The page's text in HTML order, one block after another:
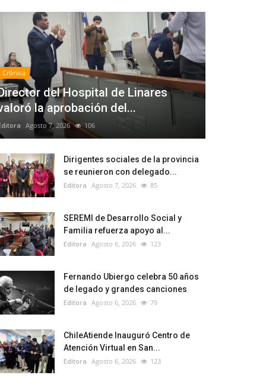
Crónica
del Hospital de Linares
la aprobación del...
Agosto 7, 2026 106
Dirigentes sociales de la provincia
se reunieron con delegado...
Editora Agosto 7, 2026 85
SEREMI de Desarrollo Social y
Familia refuerza apoyo al...
Editora Agosto 6, 2026 123
Fernando Ubiergo celebra 50 años
de legado y grandes canciones
Editora Agosto 6, 2026 79
ChileAtiende Inauguró Centro de
Atención Virtual en San...
Editora Agosto 6, 2026 123